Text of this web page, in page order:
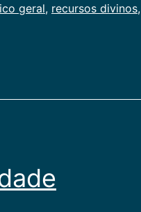
geral, recursos divinos,